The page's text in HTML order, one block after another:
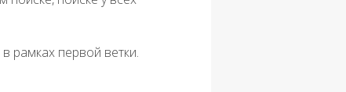
рамках первой ветки.